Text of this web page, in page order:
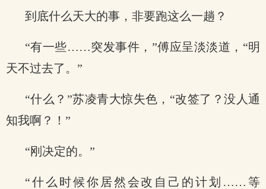
到底什么天大的事，非要跑这么一趟？
“有一些……突发事件，”傅应呈淡淡道，“明
天不过去了。”
“什么？”苏凌青大惊失色，“改签了？没人通
知我啊？！”
“刚决定的。”
“什么时候你居然会改自己的计划……等